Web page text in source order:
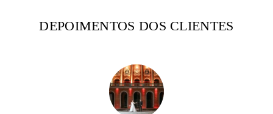
DEPOIMENTOS DOS CLIENTES